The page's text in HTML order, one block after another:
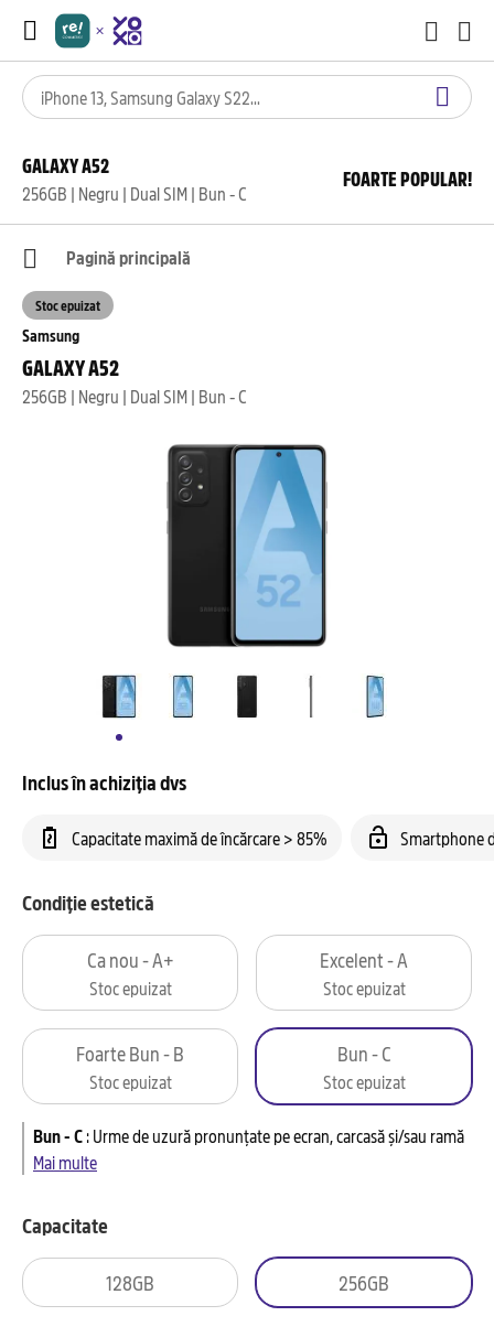
GALAXY A52
256GB | Negru | Dual SIM | Bun - C
FOARTE POPULAR!
Pagină principală
Samsung
GALAXY A52
256GB | Negru | Dual SIM | Bun - C
Stoc epuizat
Inclus în achiziția dvs
Capacitate maximă de încărcare > 85% Smartphone
Condiție estetică
Ca nou - A+
Stoc epuizat
Excelent - A
Stoc epuizat
Foarte Bun - B
Stoc epuizat
Bun - C
Stoc epuizat
Bun - C:Urme de uzură pronunțate pe ecran, carcasă și/sau ramă
Mai multe
Capacitate
128GB 256GB